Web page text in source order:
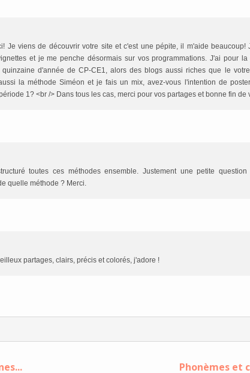
Je viens de découvrir votre site et c'est une pépite, il m'aide beaucoup!
et je me penche désormais sur vos programmations. J'ai pour
d'année de CP-CE1, alors des blogs aussi riches que le
la méthode Siméon et je fais un mix, avez-vous l'intention de
1? <br /> Dans tous les cas, merci pour vos partages et bonne fin de
toutes ces méthodes ensemble. Justement une petite
quelle méthode ? Merci.
partages, clairs, précis et colorés, j'adore !
Phonèmes et